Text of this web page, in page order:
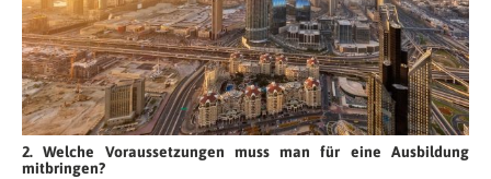
2. Welche Voraussetzungen muss man für eine Ausbildung
mitbringen?